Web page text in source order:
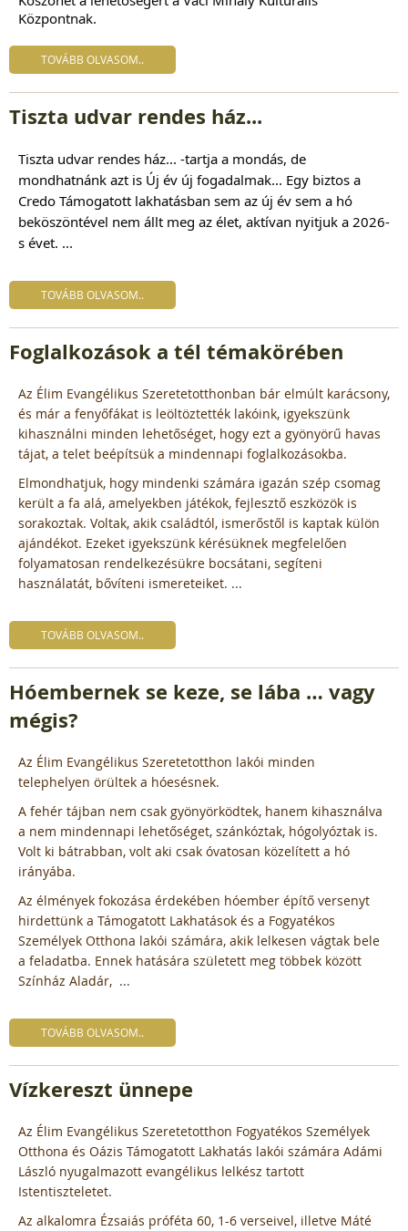
Központnak.
TOVÁBB OLVASOM..
Tiszta udvar rendes ház...
Tiszta udvar rendes ház... -tartja a mondás, de
mondhatnánk azt is Új év új fogadalmak... Egy biztos a
Credo Támogatott lakhatásban sem az új év sem a hó
beköszöntével nem állt meg az élet, aktívan nyitjuk a 2026-
s évet. ...
TOVÁBB OLVASOM..
Foglalkozások a tél témakörében
Az Élim Evangélikus Szeretetotthonban bár elmúlt karácsony,
és már a fenyőfákat is leöltöztették lakóink, igyekszünk
kihasználni minden lehetőséget, hogy ezt a gyönyörű havas
tájat, a telet beépítsük a mindennapi foglalkozásokba.
Elmondhatjuk, hogy mindenki számára igazán szép csomag
került a fa alá, amelyekben játékok, fejlesztő eszközök is
sorakoztak. Voltak, akik családtól, ismerőstől is kaptak külön
ajándékot. Ezeket igyekszünk kérésüknek megfelelően
folyamatosan rendelkezésükre bocsátani, segíteni
használatát, bővíteni ismereteiket. ...
TOVÁBB OLVASOM..
Hóembernek se keze, se lába … vagy
mégis?
Az Élim Evangélikus Szeretetotthon lakói minden
telephelyen örültek a hóesésnek.
A fehér tájban nem csak gyönyörködtek, hanem kihasználva
a nem mindennapi lehetőséget, szánkóztak, hógolyóztak is.
Volt ki bátrabban, volt aki csak óvatosan közelített a hó
irányába.
Az élmények fokozása érdekében hóember építő versenyt
hirdettünk a Támogatott Lakhatások és a Fogyatékos
Személyek Otthona lakói számára, akik lelkesen vágtak bele
a feladatba. Ennek hatására született meg többek között
Színház Aladár, ...
TOVÁBB OLVASOM..
Vízkereszt ünnepe
Az Élim Evangélikus Szeretetotthon Fogyatékos Személyek
Otthona és Oázis Támogatott Lakhatás lakói számára Adámi
László nyugalmazott evangélikus lelkész tartott
Istentiszteletet.
Az alkalomra Ézsaiás próféta 60, 1-6 verseivel, illetve Máté